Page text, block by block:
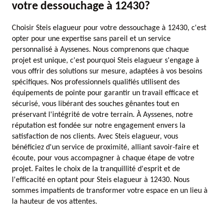
votre dessouchage à 12430?
Choisir Steis elagueur pour votre dessouchage à 12430, c'est
opter pour une expertise sans pareil et un service
personnalisé à Ayssenes. Nous comprenons que chaque
projet est unique, c'est pourquoi Steis elagueur s'engage à
vous offrir des solutions sur mesure, adaptées à vos besoins
spécifiques. Nos professionnels qualifiés utilisent des
équipements de pointe pour garantir un travail efficace et
sécurisé, vous libérant des souches gênantes tout en
préservant l'intégrité de votre terrain. À Ayssenes, notre
réputation est fondée sur notre engagement envers la
satisfaction de nos clients. Avec Steis elagueur, vous
bénéficiez d'un service de proximité, alliant savoir-faire et
écoute, pour vous accompagner à chaque étape de votre
projet. Faites le choix de la tranquillité d'esprit et de
l'efficacité en optant pour Steis elagueur à 12430. Nous
sommes impatients de transformer votre espace en un lieu à
la hauteur de vos attentes.